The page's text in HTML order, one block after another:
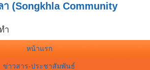
(Songkhla Community
ำ
หน้าแรก
ข่าวสาร-ประชาสัมพันธ์